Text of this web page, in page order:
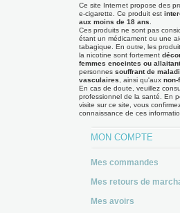
Ce site Internet propose des
e-cigarette. Ce produit est
aux moins de 18 ans
Ces produits ne sont pas
étant un médicament ou une
tabagique. En outre, les
la nicotine sont fortement
femmes enceintes ou
personnes souffrant de
vasculaires , ainsi qu'aux non-
En cas de doute, veuillez
professionnel de la santé. En
visite sur ce site, vous
connaissance de ces
MON COMPTE
Mes commandes
Mes retours de
Mes avoirs